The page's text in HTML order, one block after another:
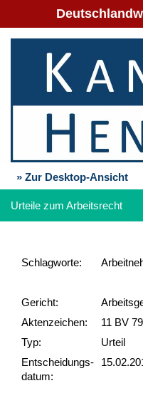
» Zur Desktop-Ansicht
Urteile zum Arbeitsrecht
Schlag­worte:
Gericht:
Akten­zeichen:
11 BV
Typ:
Urteil
Ent­scheid­ungs­
datum: